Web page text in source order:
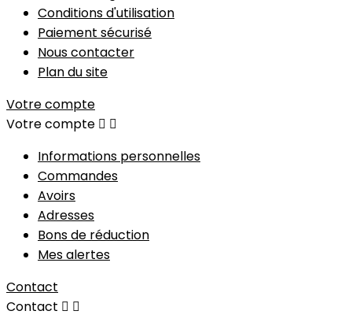
Conditions d'utilisation
Paiement sécurisé
Nous contacter
Plan du site
Votre compte
Votre compte  
Informations personnelles
Commandes
Avoirs
Adresses
Bons de réduction
Mes alertes
Contact
Contact  